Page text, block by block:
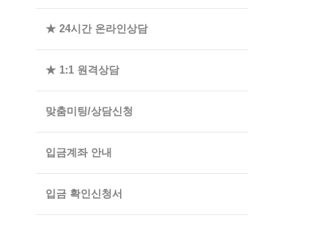
★ 24시간 온라인상담
★ 1:1 원격상담
맞춤미팅/상담신청
입금계좌 안내
입금 확인신청서